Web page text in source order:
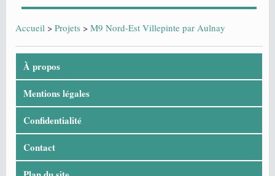
Accueil > Projets > M9 Nord-Est Villepinte par Aulnay
À propos
Mentions légales
Confidentialité
Contact